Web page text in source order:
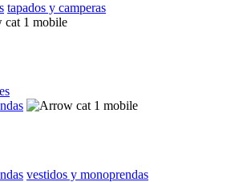
tapados y camperas
vestidos y monoprendas